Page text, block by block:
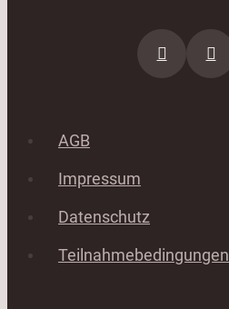
AGB
Impressum
Datenschutz
Teilnahmebedingungen